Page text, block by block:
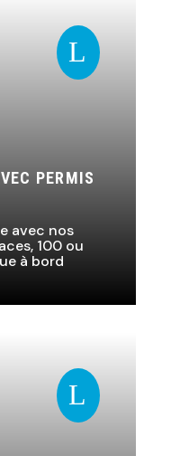
L
PERMIS
avec nos
100 ou
à bord
L